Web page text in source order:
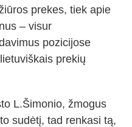
prekes, tiek apie
– visur
pozicijose
prekių
L.Šimonio, žmogus
sudėtį, tad renkasi tą,